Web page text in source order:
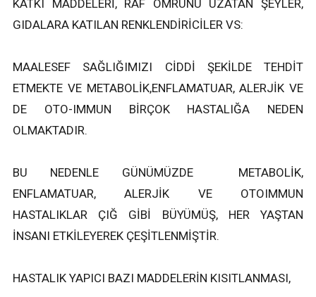
KATKI MADDELERİ, RAF ÖMRÜNÜ UZATAN ŞEYLER,
GIDALARA KATILAN RENKLENDİRİCİLER VS:
MAALESEF SAĞLIĞIMIZI CİDDİ ŞEKİLDE TEHDİT
ETMEKTE VE METABOLİK,ENFLAMATUAR, ALERJİK VE
DE OTO-IMMUN BİRÇOK HASTALIĞA NEDEN
OLMAKTADIR.
BU NEDENLE GÜNÜMÜZDE METABOLİK,
ENFLAMATUAR, ALERJİK VE OTOIMMUN
HASTALIKLAR ÇIĞ GİBİ BÜYÜMÜŞ, HER YAŞTAN
İNSANI ETKİLEYEREK ÇEŞİTLENMİŞTİR.
HASTALIK YAPICI BAZI MADDELERİN KISITLANMASI,